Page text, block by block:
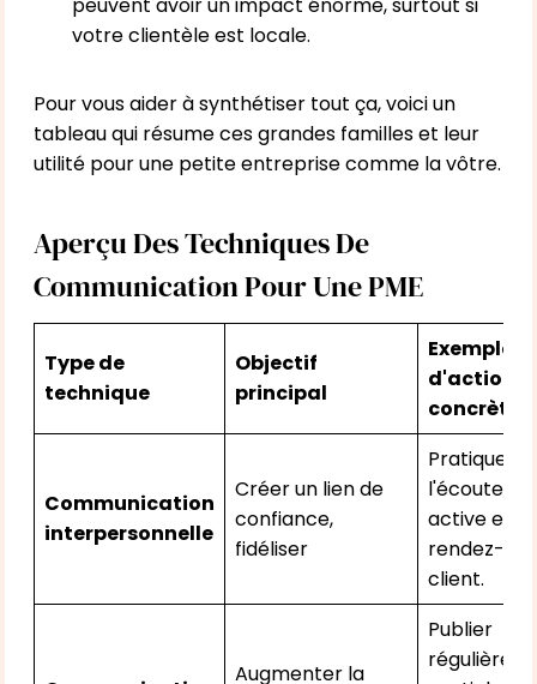
peuvent avoir un impact énorme, surtout si
votre clientèle est locale.
Pour vous aider à synthétiser tout ça, voici un
tableau qui résume ces grandes familles et leur
utilité pour une petite entreprise comme la vôtre.
Aperçu Des Techniques De
Communication Pour Une PME
Type de
technique
Objectif
principal
Exemple
d'action
concrète
Communication
interpersonnelle
Créer un lien de
confiance,
fidéliser
Pratiquer
l'écoute
active en
rendez-
client.
Augmenter la
Publier